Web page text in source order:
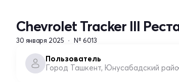
Chevrolet Tracker III
30 января 2025 № 6013
Пользователь
Город Ташкент, Юнусабадский